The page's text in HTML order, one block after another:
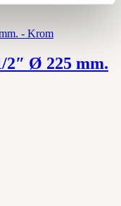
2″ Ø 225 mm.